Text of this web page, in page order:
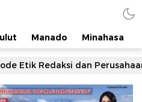
Manado Minahasa
Etik Redaksi dan